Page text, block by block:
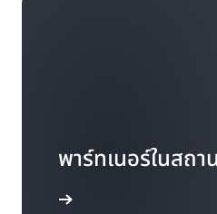
พาร์ทเนอร์ในสถ